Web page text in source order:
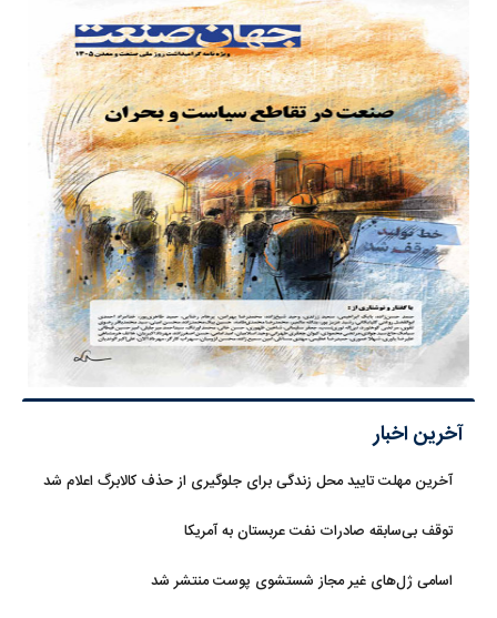
آخرین اخبار
آخرین مهلت تایید محل زندگی برای جلوگیری از حذف کالابرگ اعلام شد
توقف بی‌سابقه صادرات نفت عربستان به آمریکا
اسامی ژل‌های غیر مجاز شستشوی پوست منتشر شد